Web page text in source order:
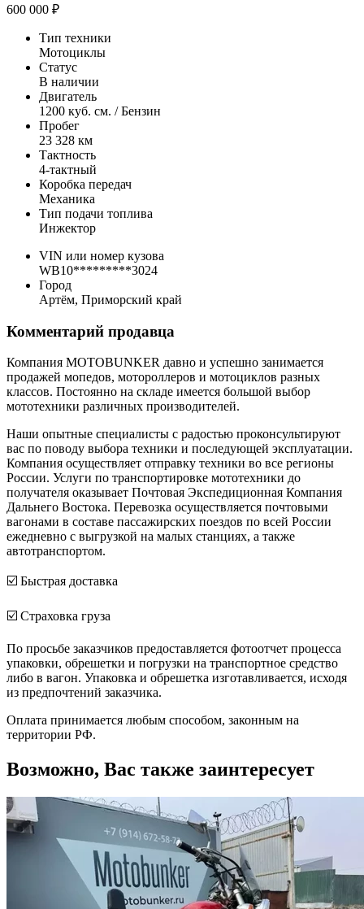
600 000 ₽
Тип техники
Мотоциклы
Статус
В наличии
Двигатель
1200 куб. см. / Бензин
Пробег
23 328 км
Тактность
4-тактный
Коробка передач
Механика
Тип подачи топлива
Инжектор
VIN или номер кузова
WB10*********3024
Город
Артём, Приморский край
Комментарий продавца
Компания MOTOBUNKER давно и успешно занимается
продажей мопедов, мотороллеров и мотоциклов разных
классов. Постоянно на складе имеется большой выбор
мототехники различных производителей.
Наши опытные специалисты с радостью проконсультируют
вас по поводу выбора техники и последующей эксплуатации.
Компания осуществляет отправку техники во все регионы
России. Услуги по транспортировке мототехники до
получателя оказывает Почтовая Экспедиционная Компания
Дальнего Востока. Перевозка осуществляется почтовыми
вагонами в составе пассажирских поездов по всей России
ежедневно с выгрузкой на малых станциях, а также
автотранспортом.
☑️ Быстрая доставка
☑️ Страховка груза
По просьбе заказчиков предоставляется фотоотчет процесса
упаковки, обрешетки и погрузки на транспортное средство
либо в вагон. Упаковка и обрешетка изготавливается, исходя
из предпочтений заказчика.
Оплата принимается любым способом, законным на
территории РФ.
Возможно, Вас также заинтересует